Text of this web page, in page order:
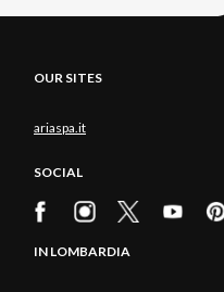
OUR SITES
ariaspa.it
SOCIAL
IN LOMBARDIA